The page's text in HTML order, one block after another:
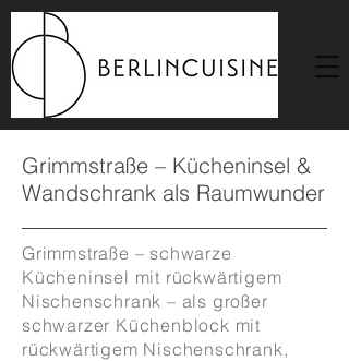
Grimmstraße – Kücheninsel &
Wandschrank als Raumwunder
Grimmstraße – schwarze
Kücheninsel mit rückwärtigem
Nischenschrank – als großer
schwarzer Küchenblock mit
rückwärtigem Nischenschrank,